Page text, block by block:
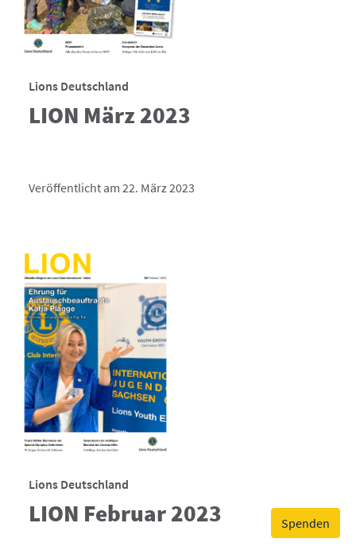
Spenden
Lions Deutschland
LION März 2023
Veröffentlicht am 22. März 2023
Lions Deutschland
LION Februar 2023